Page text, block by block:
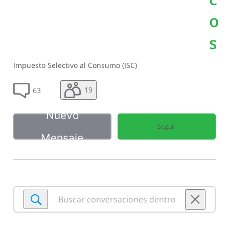
o
s
Impuesto Selectivo al Consumo (ISC)
63 19
Nuevo
Mensaje
Seguir
Buscar
conversaciones